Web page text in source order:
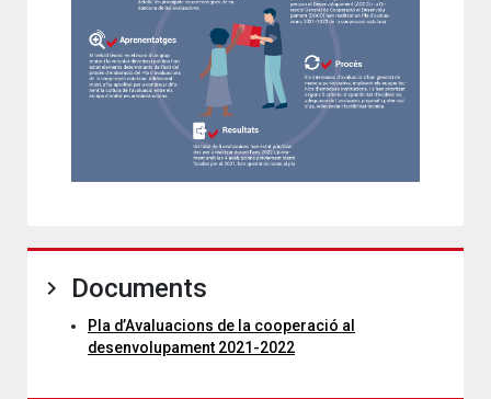
Documents
Pla d’Avaluacions de la cooperació al
desenvolupament 2021-2022